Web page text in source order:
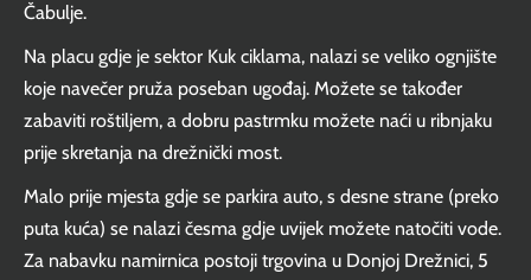
Čabulje.
Na placu gdje je sektor Kuk ciklama, nalazi se veliko ognjište
koje navečer pruža poseban ugođaj. Možete se također
zabaviti roštiljem, a dobru pastrmku možete naći u ribnjaku
prije skretanja na drežnički most.
Malo prije mjesta gdje se parkira auto, s desne strane (preko
puta kuća) se nalazi česma gdje uvijek možete natočiti vode.
Za nabavku namirnica postoji trgovina u Donjoj Drežnici, 5